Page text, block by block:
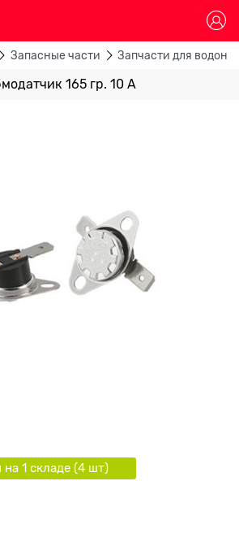
Запасные части Запчасти для
165 гр. 10 А
на 1 складe (4шт)